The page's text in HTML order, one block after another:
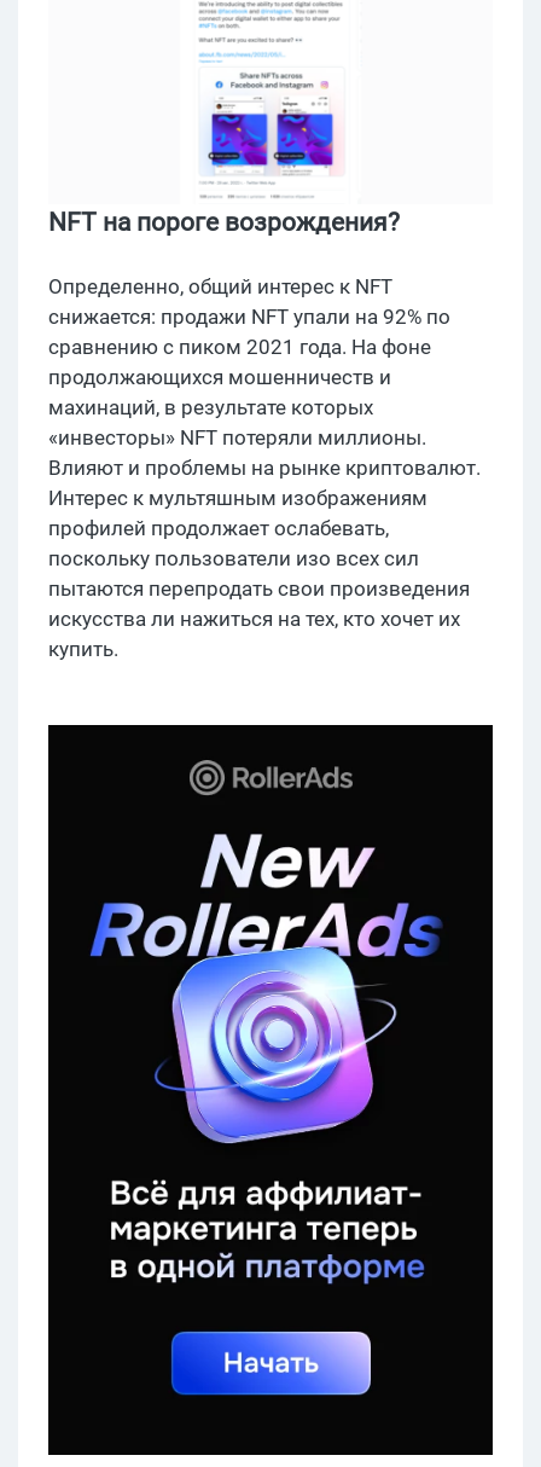
NFT на пороге возрождения?
Определенно, общий интерес к NFT
снижается: продажи NFT упали на 92% по
сравнению с пиком 2021 года. На фоне
продолжающихся мошенничеств и
махинаций, в результате которых
«инвесторы» NFT потеряли миллионы.
Влияют и проблемы на рынке криптовалют.
Интерес к мультяшным изображениям
профилей продолжает ослабевать,
поскольку пользователи изо всех сил
пытаются перепродать свои произведения
искусства ли нажиться на тех, кто хочет их
купить.